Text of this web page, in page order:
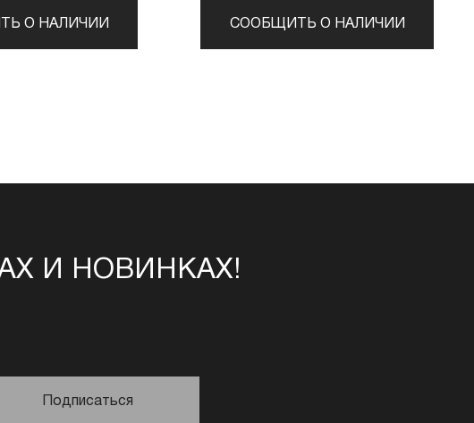
О НАЛИЧИИ СООБЩИТЬ О НАЛИЧИИ
И НОВИНКАХ!
Подписаться